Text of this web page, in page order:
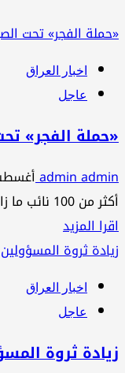
«حملة الفجر» تحت
اخبار العراق
عاجل
«حملة الفجر»
admin adminأغسطس 7,
أكثر من 100 نائب ما زالوا يتجنبون حضور جلسات البرلمان منذ «حملة الفجر» في نهاية حزيران الماضي،...
اقرا المزيداقرأ
المزيد
«حملة
الفجر»
تحت
زيادة ثروة المسؤولين بأكثر من 20% في الأنبار وعلي الزيدي
اخبار العراق
عاجل
زيادة ثروة المسؤولين بأكثر من 20% في